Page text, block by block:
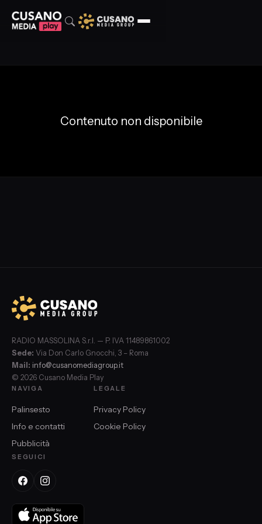
Contenuto non disponibile
RADIO MASSOLINA S.r.l. — P. IVA 11489861002
Sede: Via Don Carlo Gnocchi, 3 – Roma
Mail: info@cusanomediagroup.it
© 2026 Cusano Media Play
NAVIGA
Palinsesto
Info e contatti
Pubblicità
LEGALE
Privacy Policy
Cookie Policy
SEGUICI